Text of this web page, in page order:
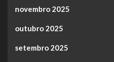
novembro 2025
outubro 2025
setembro 2025